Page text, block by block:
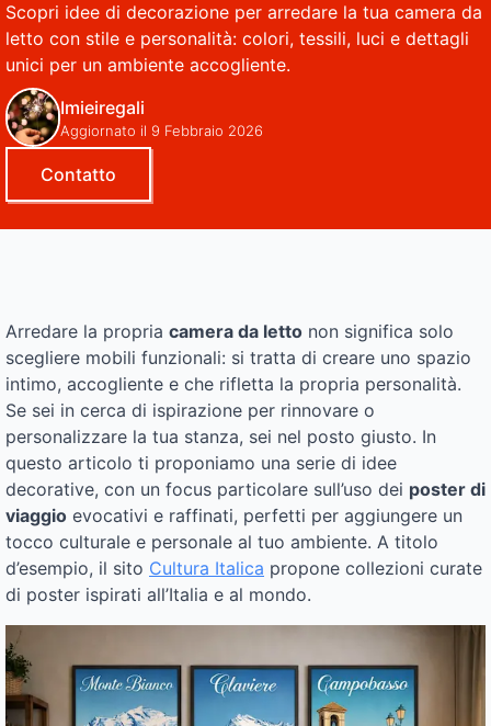
Scopri idee di decorazione per arredare la tua camera da
letto con stile e personalità: colori, tessili, luci e dettagli
unici per un ambiente accogliente.
Imieiregali
Aggiornato il 9 Febbraio 2026
Contatto
Arredare la propria camera da letto non significa solo
scegliere mobili funzionali: si tratta di creare uno spazio
intimo, accogliente e che rifletta la propria personalità.
Se sei in cerca di ispirazione per rinnovare o
personalizzare la tua stanza, sei nel posto giusto. In
questo articolo ti proponiamo una serie di idee
decorative, con un focus particolare sull’uso dei poster di
viaggio evocativi e raffinati, perfetti per aggiungere un
tocco culturale e personale al tuo ambiente. A titolo
d’esempio, il sito Cultura Italica propone collezioni curate
di poster ispirati all’Italia e al mondo.